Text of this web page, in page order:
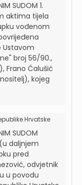
SUDOM 1.
aktima tijela
vođenom
Ustavom
broj 56/90.,
Frano Ćalušić
kojeg
Hrvatske
SUDOM
daljnjem
pred
odvjetnik
u povodu